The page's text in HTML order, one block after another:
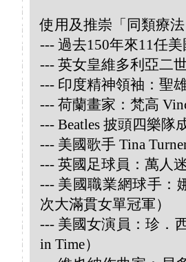
使用及推崇「同類療
--- 過去150年來11任
--- 英女皇維多利亞二
--- 印度精神領袖：聖
--- 荷蘭畫家：梵高
--- Beatles 披頭四樂隊
--- 美國歌手 Tina
--- 英國足球員：萬人
--- 美國職業網球手：
次大滿貫女單冠軍）
--- 美國女演員：珍．
in Time）